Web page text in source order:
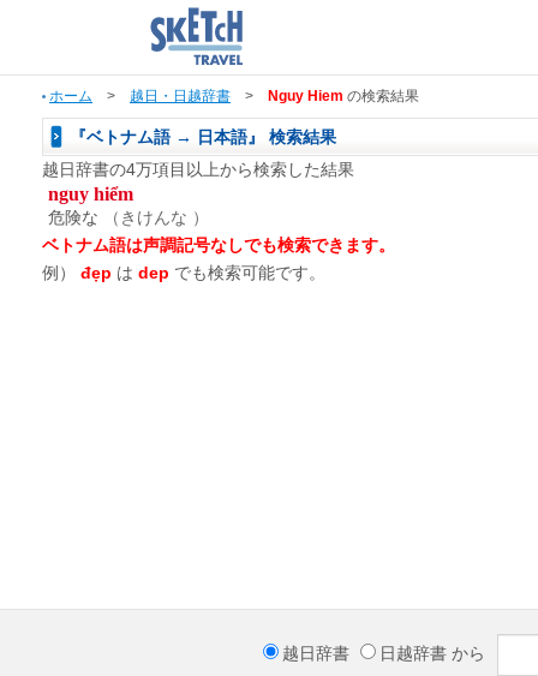
ホーム > 越日・日越辞書 > Nguy Hiem の検索結果
『ベトナム語 → 日本語』 検索結果
越日辞書の4万項目以上から検索した結果
nguy hiểm
危険な （きけんな ）
ベトナム語は声調記号なしでも検索できます。
例）
đẹp は dep でも検索可能です。
越日辞書 日越辞書 から